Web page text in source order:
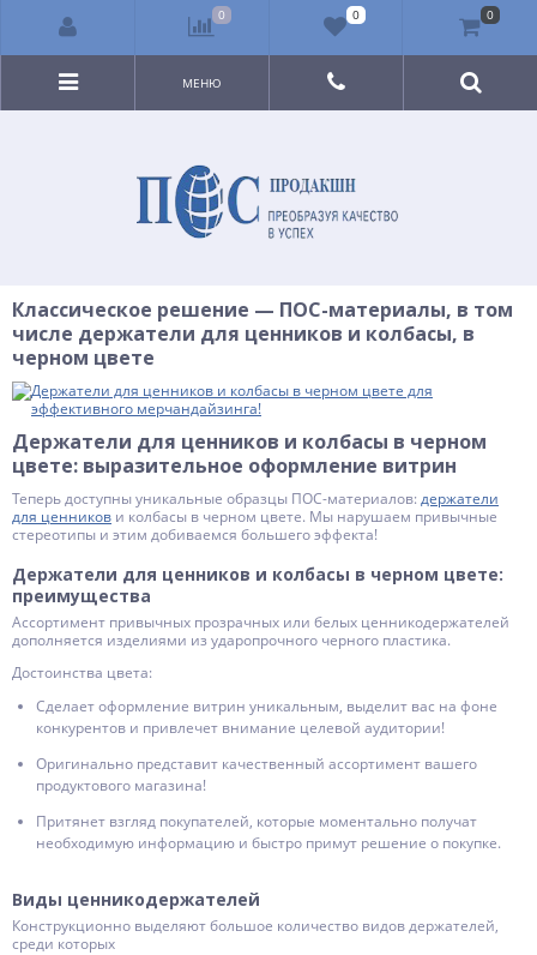
МЕНЮ
Классическое решение — ПОС-материалы, в том
числе держатели для ценников и колбасы, в
черном цвете
Держатели для ценников и колбасы в черном
цвете: выразительное оформление витрин
Теперь доступны уникальные образцы ПОС-материалов: держатели
для ценников и колбасы в черном цвете. Мы нарушаем привычные
стереотипы и этим добиваемся большего эффекта!
Держатели для ценников и колбасы в черном цвете:
преимущества
Ассортимент привычных прозрачных или белых ценникодержателей
дополняется изделиями из ударопрочного черного пластика.
Достоинства цвета:
Сделает оформление витрин уникальным, выделит вас на фоне
конкурентов и привлечет внимание целевой аудитории!
Оригинально представит качественный ассортимент вашего
продуктового магазина!
Притянет взгляд покупателей, которые моментально получат
необходимую информацию и быстро примут решение о покупке.
Виды ценникодержателей
Конструкционно выделяют большое количество видов держателей,
среди которых
0 0 0